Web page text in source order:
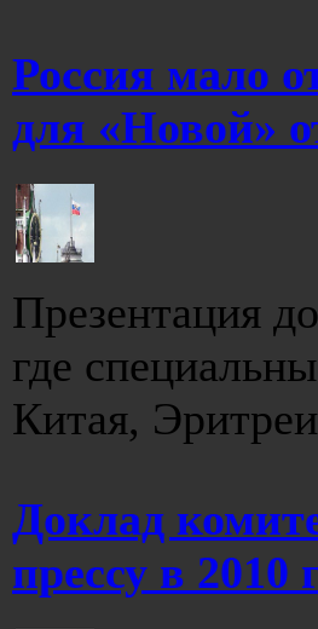
Россия мало
для «Новой»
Презентация
где
Китая,
Доклад
прессу в 2010